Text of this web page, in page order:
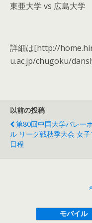
東亜大学 vs 広島大学
詳細は[http://
u.ac.jp/chugoku/
以前の投稿
第80回中国大学バレー
ル リーグ戦秋季大会 女
日程
モバイル